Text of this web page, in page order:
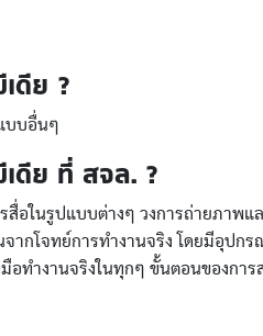
ดีย ?
บบอื่นๆ
ดีย ที่ สจล. ?
สื่อในรูปแบบต่างๆ วงการถ่ายภาพแ
จากโจทย์การทำงานจริง โดยมีอุปก
อทำงานจริงในทุกๆ ขั้นตอนของการ